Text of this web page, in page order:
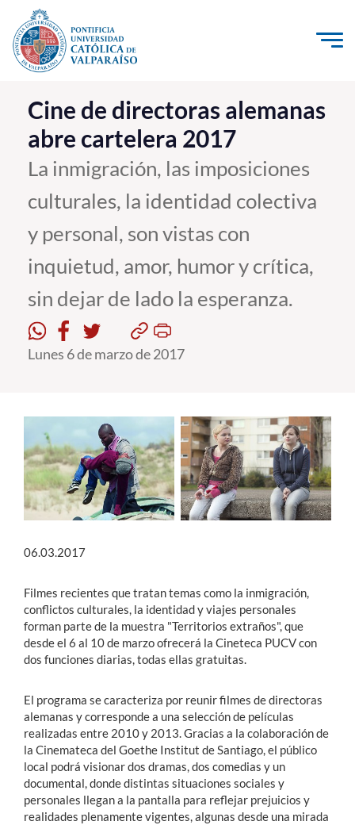
Click acá para ir directamente al contenido
La Universidad
Investigación, Creación e Innovación
PUCV Internacional
Vinculación con el Medio
Admisión
Formación Continua
Académicos
Funcionarios
Alumni
English
Cine de directoras alemanas
abre cartelera 2017
La inmigración, las imposiciones
culturales, la identidad colectiva
y personal, son vistas con
inquietud, amor, humor y crítica,
sin dejar de lado la esperanza.
Lunes 6 de marzo de 2017
06.03.2017
Filmes recientes que tratan temas como la inmigración,
conflictos culturales, la identidad y viajes personales
forman parte de la muestra "Territorios extraños", que
desde el 6 al 10 de marzo ofrecerá la Cineteca PUCV con
dos funciones diarias, todas ellas gratuitas.
El programa se caracteriza por reunir filmes de directoras
alemanas y corresponde a una selección de películas
realizadas entre 2010 y 2013. Gracias a la colaboración de
la Cinemateca del Goethe Institut de Santiago, el público
local podrá visionar dos dramas, dos comedias y un
documental, donde distintas situaciones sociales y
personales llegan a la pantalla para reflejar prejuicios y
realidades plenamente vigentes, algunas desde una mirada